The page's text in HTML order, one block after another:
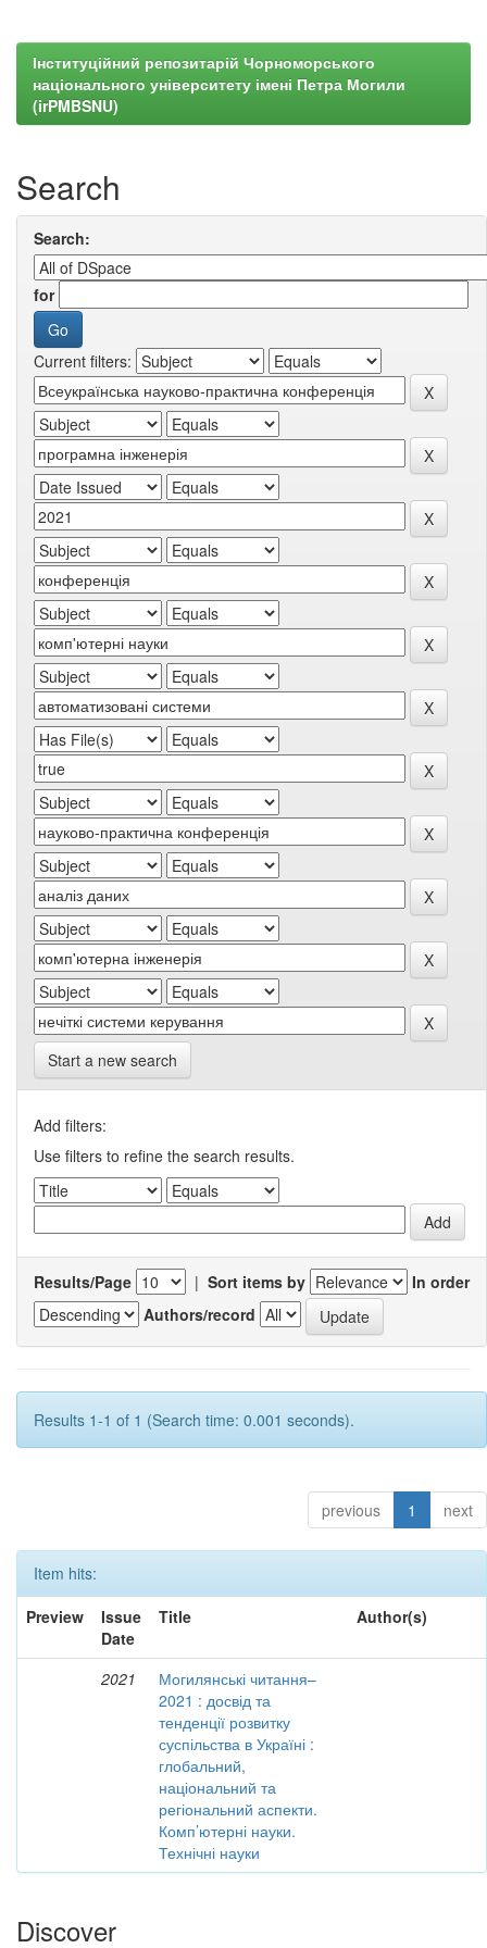
Інституційний репозитарій Чорноморського
національного університету імені Петра Могили
(irPMBSNU)
Search
Search:
for
Current filters:
Start a new search
Add filters:
Use filters to refine the search results.
Results/Page | Sort items by
In order
Authors/record
Results 1-1 of 1 (Search time: 0.001 seconds).
previous 1 next
Item hits:
Preview
Issue
Date
Title Author(s)
2021
Могилянські читання–
2021 : досвід та
тенденції розвитку
суспільства в Україні :
глобальний,
національний та
регіональний аспекти.
Комп’ютерні науки.
Технічні науки
Discover